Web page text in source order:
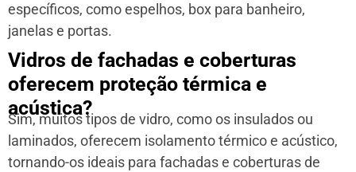
específicos, como espelhos, box para banheiro,
janelas e portas.
Vidros de fachadas e coberturas
oferecem proteção térmica e
acústica?
Sim, muitos tipos de vidro, como os insulados ou
laminados, oferecem isolamento térmico e acústico,
tornando-os ideais para fachadas e coberturas de